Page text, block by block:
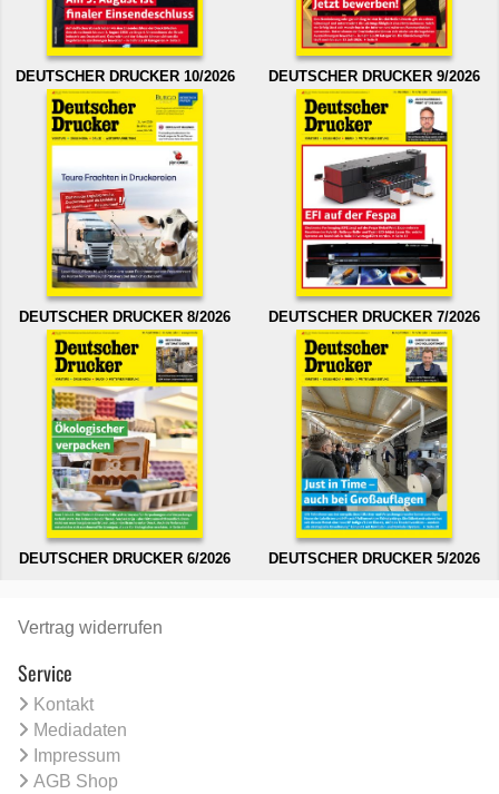
DEUTSCHER DRUCKER 10/2026 DEUTSCHER DRUCKER 9/2026
DEUTSCHER DRUCKER 8/2026 DEUTSCHER DRUCKER 7/2026
DEUTSCHER DRUCKER 6/2026 DEUTSCHER DRUCKER 5/2026
Vertrag widerrufen
Service
Kontakt
Mediadaten
Impressum
AGB Shop